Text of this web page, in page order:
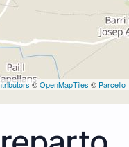
©OpenMapTiles © Parcello